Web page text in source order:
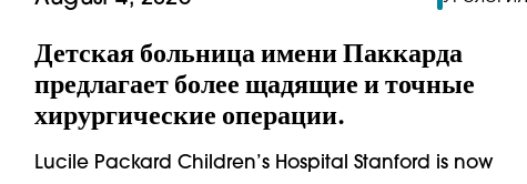
Детская больница имени Паккарда
предлагает более щадящие и точные
хирургические операции.
Lucile Packard Children’s Hospital Stanford is now